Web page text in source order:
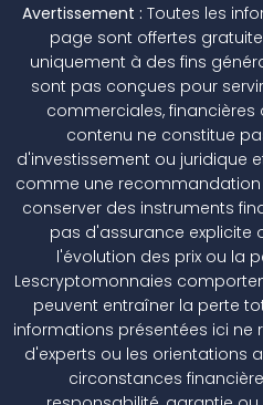
Avertissement : Toutes les
page sont offertes
uniquement à des fins
sont pas conçues pour
commerciales, financières
contenu ne constitue
d'investissement ou juridique
comme une
conserver des instruments
pas d'assurance explicite
l'évolution des prix ou la
Lescryptomonnaies
peuvent entraîner la perte
informations présentées ici
d'experts ou les orientations
circonstances